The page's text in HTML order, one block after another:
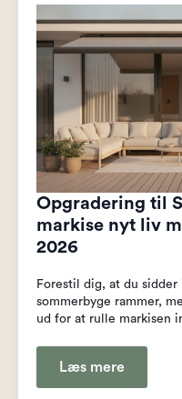
Opgradering til
markise nyt liv
2026
Forestil dig, at du
sommerbyge rammer,
ud for at rulle markisen
Læs mere